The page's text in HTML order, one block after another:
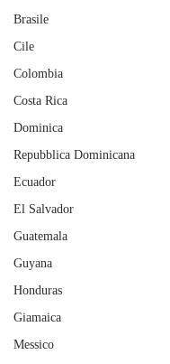
Brasile
Cile
Colombia
Costa Rica
Dominica
Repubblica Dominicana
Ecuador
El Salvador
Guatemala
Guyana
Honduras
Giamaica
Messico